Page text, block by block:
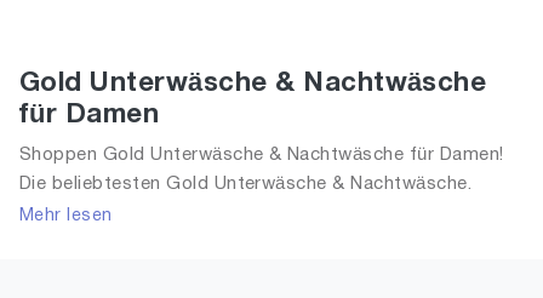
Gold Unterwäsche & Nachtwäsche
für Damen
Shoppen Gold Unterwäsche & Nachtwäsche für Damen!
Die beliebtesten Gold Unterwäsche & Nachtwäsche.
Große Auswahl an Gold Unterwäsche & Nachtwäsche und
Mehr lesen